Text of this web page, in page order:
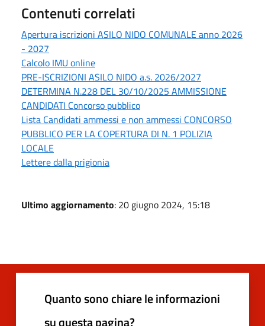
Contenuti correlati
Apertura iscrizioni ASILO NIDO COMUNALE anno 2026
- 2027
Calcolo IMU online
PRE-ISCRIZIONI ASILO NIDO a.s. 2026/2027
DETERMINA N.228 DEL 30/10/2025 AMMISSIONE
CANDIDATI Concorso pubblico
Lista Candidati ammessi e non ammessi CONCORSO
PUBBLICO PER LA COPERTURA DI N. 1 POLIZIA
LOCALE
Lettere dalla prigionia
Ultimo aggiornamento: 20 giugno 2024, 15:18
Quanto sono chiare le informazioni
su questa pagina?